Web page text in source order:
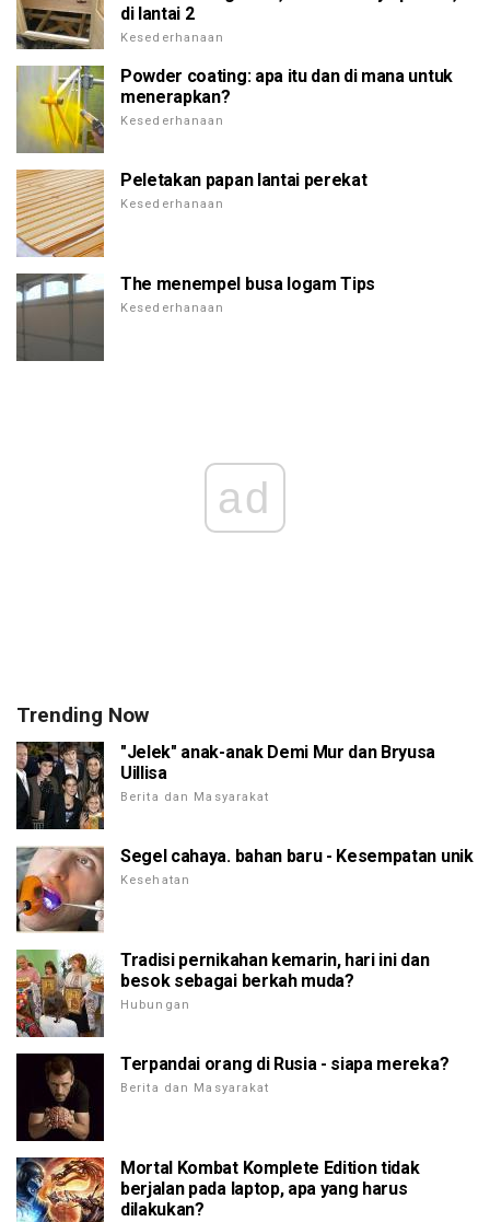
di lantai 2
Kesederhanaan
Powder coating: apa itu dan di mana untuk
menerapkan?
Kesederhanaan
Peletakan papan lantai perekat
Kesederhanaan
The menempel busa logam Tips
Kesederhanaan
ad
Trending Now
"Jelek" anak-anak Demi Mur dan Bryusa
Uillisa
Berita dan Masyarakat
Segel cahaya. bahan baru - Kesempatan unik
Kesehatan
Tradisi pernikahan kemarin, hari ini dan
besok sebagai berkah muda?
Hubungan
Terpandai orang di Rusia - siapa mereka?
Berita dan Masyarakat
Mortal Kombat Komplete Edition tidak
berjalan pada laptop, apa yang harus
dilakukan?